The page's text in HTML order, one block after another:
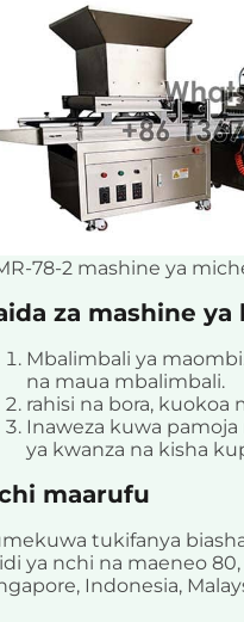
78-2 mashine ya
za mashine
Mbalimbali ya
na maua mbalimbali.
rahisi na bora, kuokoa
Inaweza kuwa pamoja
ya kwanza na kisha
maarufu
tukifanya
ya nchi na maeneo
Indonesia,